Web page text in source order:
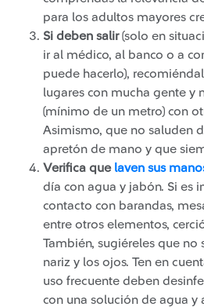
para los adultos mayores
Si deben salir(solo en
ir al médico, al banco o a
puede hacerlo),
lugares con mucha gente y
(mínimo de un metro) con
Asimismo, que no saluden
apretón de mano y que
Verifica que laven sus
día con agua y jabón. Si es
contacto con barandas,
entre otros elementos,
También, sugiéreles que no
nariz y los ojos. Ten en
uso frecuente deben
con una solución de agua y